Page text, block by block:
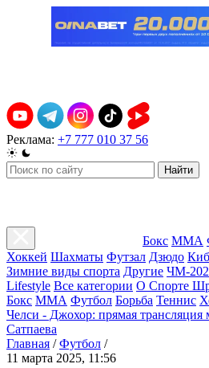
Реклама: +7 777 010 37 56
Найти
Бокс ММА
Хоккей Шахматы Футзал Дзюдо
Зимние виды спорта Другие ЧМ-
Lifestyle Все категории О Спорте
Бокс ММА Футбол Борьба Теннис
Челси - Джохор: прямая трансляция
Сатпаева
Главная / Футбол /
11 марта 2025, 11:56